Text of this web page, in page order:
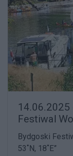
14.06.2025
Festiwal
Bydgoski
53˚N, 18˚E”